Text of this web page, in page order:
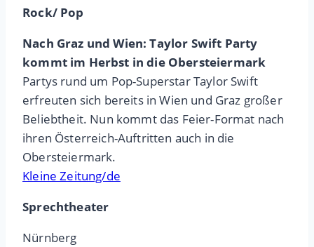
Rock/ Pop
Nach Graz und Wien: Taylor Swift Party
kommt im Herbst in die Obersteiermark
Partys rund um Pop-Superstar Taylor Swift
erfreuten sich bereits in Wien und Graz großer
Beliebtheit. Nun kommt das Feier-Format nach
ihren Österreich-Auftritten auch in die
Obersteiermark.
Kleine Zeitung/de
Sprechtheater
Nürnberg